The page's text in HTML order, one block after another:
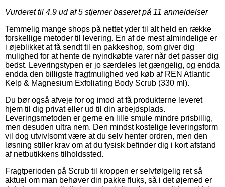
Vurderet til 4.9 ud af 5 stjerner baseret på 11 anmeldelser
Temmelig mange shops på nettet yder til alt held en række
forskellige metoder til levering. En af de mest almindelige er
i øjeblikket at få sendt til en pakkeshop, som giver dig
mulighed for at hente de nyindkøbte varer når det passer dig
bedst. Leveringstypen er jo særdeles let gængelig, og endda
endda den billigste fragtmulighed ved køb af REN Atlantic
Kelp & Magnesium Exfoliating Body Scrub (330 ml).
Du bør også afveje for og imod at få produkterne leveret
hjem til dig privat eller ud til din arbejdsplads.
Leveringsmetoden er gerne en lille smule mindre prisbillig,
men desuden ultra nem. Den mindst kostelige leveringsform
vil dog utvivlsomt være at du selv henter ordren, men den
løsning stiller krav om at du fysisk befinder dig i kort afstand
af netbutikkens tilholdssted.
Fragtperioden på Scrub til kroppen er selvfølgelig ret så
aktuel om man behøver din pakke fluks, så i det øjemed er